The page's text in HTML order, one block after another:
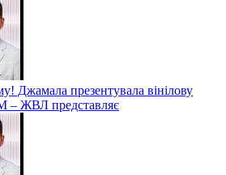
Джамала презентувала вінілову
– ЖВЛ представляє